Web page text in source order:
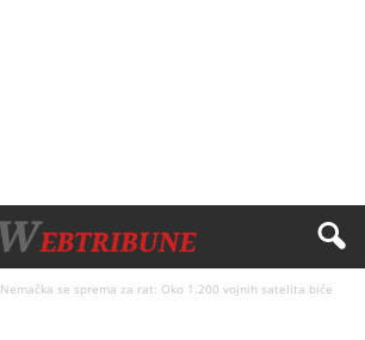
Nemačka se sprema za rat: Oko 1.200 vojnih satelita biće